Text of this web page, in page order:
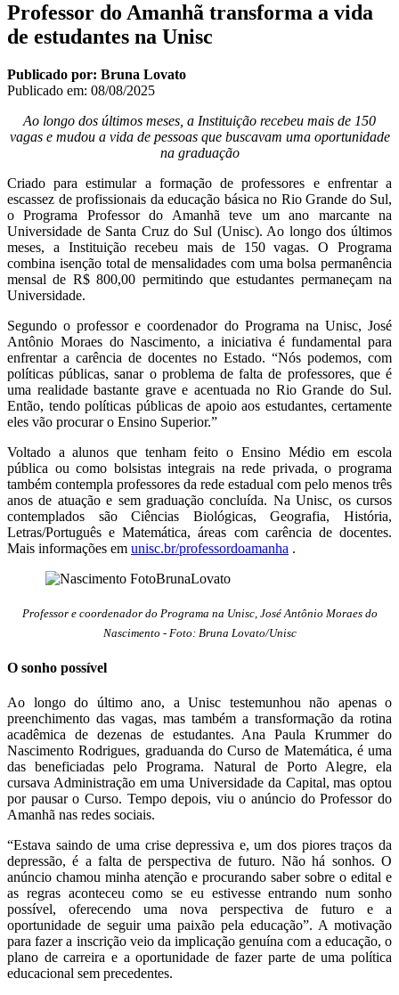
Professor do Amanhã transforma a vida
de estudantes na Unisc
Publicado por: Bruna Lovato
Publicado em: 08/08/2025
Ao longo dos últimos meses, a Instituição recebeu mais de 150
vagas e mudou a vida de pessoas que buscavam uma oportunidade
na graduação
Criado para estimular a formação de professores e enfrentar a
escassez de profissionais da educação básica no Rio Grande do Sul,
o Programa Professor do Amanhã teve um ano marcante na
Universidade de Santa Cruz do Sul (Unisc). Ao longo dos últimos
meses, a Instituição recebeu mais de 150 vagas. O Programa
combina isenção total de mensalidades com uma bolsa permanência
mensal de R$ 800,00 permitindo que estudantes permaneçam na
Universidade.
Segundo o professor e coordenador do Programa na Unisc, José
Antônio Moraes do Nascimento, a iniciativa é fundamental para
enfrentar a carência de docentes no Estado. “Nós podemos, com
políticas públicas, sanar o problema de falta de professores, que é
uma realidade bastante grave e acentuada no Rio Grande do Sul.
Então, tendo políticas públicas de apoio aos estudantes, certamente
eles vão procurar o Ensino Superior.”
Voltado a alunos que tenham feito o Ensino Médio em escola
pública ou como bolsistas integrais na rede privada, o programa
também contempla professores da rede estadual com pelo menos três
anos de atuação e sem graduação concluída. Na Unisc, os cursos
contemplados são Ciências Biológicas, Geografia, História,
Letras/Português e Matemática, áreas com carência de docentes.
Mais informações em unisc.br/professordoamanha .
Professor e coordenador do Programa na Unisc, José Antônio Moraes do
Nascimento - Foto: Bruna Lovato/Unisc
O sonho possível
Ao longo do último ano, a Unisc testemunhou não apenas o
preenchimento das vagas, mas também a transformação da rotina
acadêmica de dezenas de estudantes. Ana Paula Krummer do
Nascimento Rodrigues, graduanda do Curso de Matemática, é uma
das beneficiadas pelo Programa. Natural de Porto Alegre, ela
cursava Administração em uma Universidade da Capital, mas optou
por pausar o Curso. Tempo depois, viu o anúncio do Professor do
Amanhã nas redes sociais.
“Estava saindo de uma crise depressiva e, um dos piores traços da
depressão, é a falta de perspectiva de futuro. Não há sonhos. O
anúncio chamou minha atenção e procurando saber sobre o edital e
as regras aconteceu como se eu estivesse entrando num sonho
possível, oferecendo uma nova perspectiva de futuro e a
oportunidade de seguir uma paixão pela educação”. A motivação
para fazer a inscrição veio da implicação genuína com a educação, o
plano de carreira e a oportunidade de fazer parte de uma política
educacional sem precedentes.